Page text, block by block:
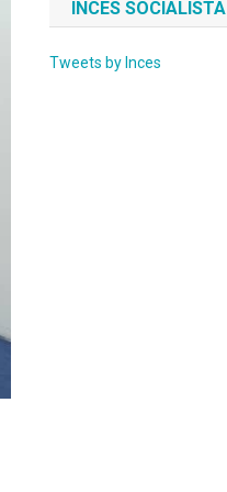
INCES SOCIALISTA
Tweets by Inces